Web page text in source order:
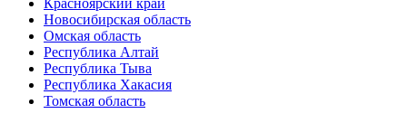
Красноярский край
Новосибирская область
Омская область
Республика Алтай
Республика Тыва
Республика Хакасия
Томская область